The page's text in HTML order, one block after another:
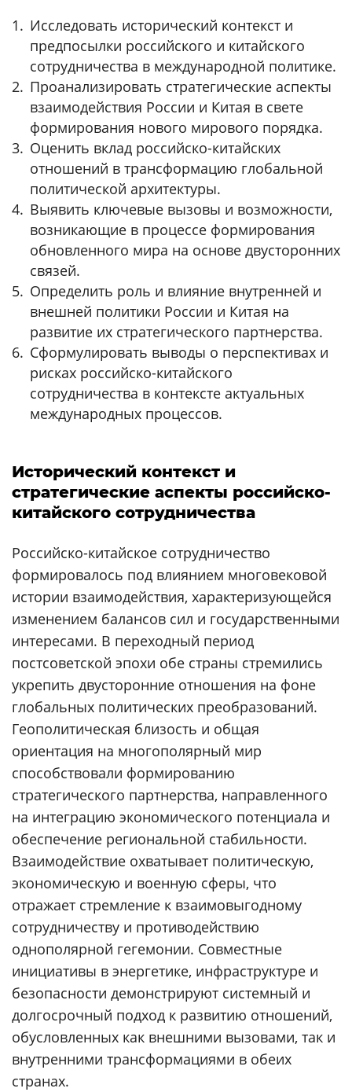
Исследовать исторический контекст и
предпосылки российского и китайского
сотрудничества в международной политике.
Проанализировать стратегические аспекты
взаимодействия России и Китая в свете
формирования нового мирового порядка.
Оценить вклад российско-китайских
отношений в трансформацию глобальной
политической архитектуры.
Выявить ключевые вызовы и возможности,
возникающие в процессе формирования
обновленного мира на основе двусторонних
связей.
Определить роль и влияние внутренней и
внешней политики России и Китая на
развитие их стратегического партнерства.
Сформулировать выводы о перспективах и
рисках российско-китайского
сотрудничества в контексте актуальных
международных процессов.
Исторический контекст и
стратегические аспекты российско-
китайского сотрудничества
Российско-китайское сотрудничество
формировалось под влиянием многовековой
истории взаимодействия, характеризующейся
изменением балансов сил и государственными
интересами. В переходный период
постсоветской эпохи обе страны стремились
укрепить двусторонние отношения на фоне
глобальных политических преобразований.
Геополитическая близость и общая
ориентация на многополярный мир
способствовали формированию
стратегического партнерства, направленного
на интеграцию экономического потенциала и
обеспечение региональной стабильности.
Взаимодействие охватывает политическую,
экономическую и военную сферы, что
отражает стремление к взаимовыгодному
сотрудничеству и противодействию
однополярной гегемонии. Совместные
инициативы в энергетике, инфраструктуре и
безопасности демонстрируют системный и
долгосрочный подход к развитию отношений,
обусловленных как внешними вызовами, так и
внутренними трансформациями в обеих
странах.